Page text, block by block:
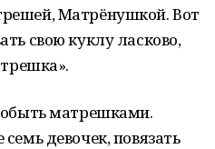
Матрёнушкой. Вот
свою куклу ласково,
матрешками.
девочек, повязать